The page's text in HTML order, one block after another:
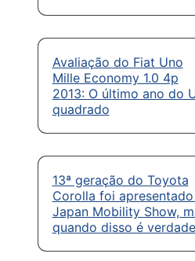
Avaliação do Fiat Uno
Mille Economy 1.0 4p
2013: O último ano do
quadrado
13ª geração do Toyota
Corolla foi
Japan Mobility Show,
quando disso é